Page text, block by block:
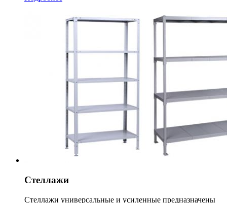
Стеллажи
Стеллажи универсальные и усиленные предназначены